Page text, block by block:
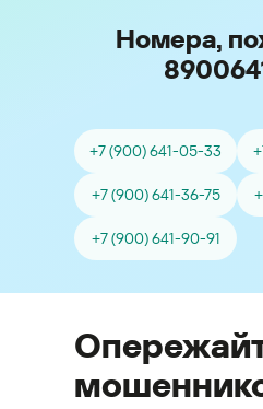
Номера,
+7 (900) 641-05-33
+7 (900) 641-36-75
+7 (900) 641-90-91